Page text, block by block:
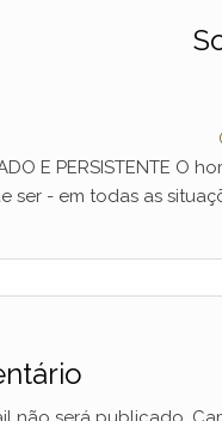
E PERSISTENTE
ser - em todas as